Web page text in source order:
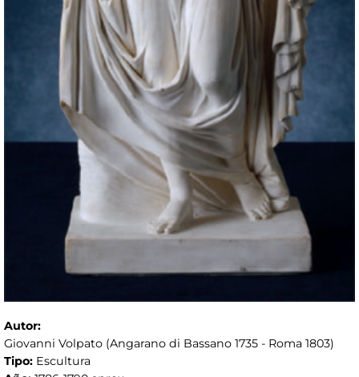
Autor:
Giovanni Volpato (Angarano di Bassano 1735 - Roma 1803)
Tipo: Escultura